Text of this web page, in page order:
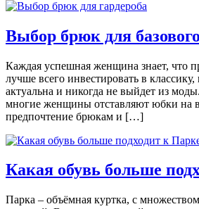
Выбор брюк для
Каждая успешная женщина знает, что
лучше всего инвестировать в классику,
актуальна и никогда не выйдет из
многие женщины отставляют юбки на
предпочтение брюкам и […]
Какая обувь больше
Парка – объёмная куртка, с